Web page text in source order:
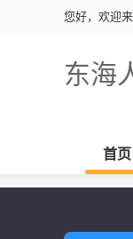
您好，欢迎
东海
首页